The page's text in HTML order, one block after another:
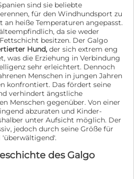
sind sie beliebte
für den Windhundsport zu
heiße Temperaturen angepasst.
da sie weder
besitzen. Der Galgo
Hund, der sich extrem eng
was die Erziehung in Verbindung
sehr erleichtert. Dennoch
Menschen in jungen Jahren
konfrontiert. Das fördert seine
verhindert ängstliche
Menschen gegenüber. Von einer
abzuraten und Kinder-
unter Aufsicht möglich. Der
jedoch durch seine Größe für
des Galgo